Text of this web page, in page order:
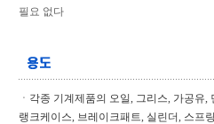
필요 없다
ㆍ각종 기계제품의 오일, 그리스, 가공
랭크케이스, 브레이크패트, 실린더, 스프